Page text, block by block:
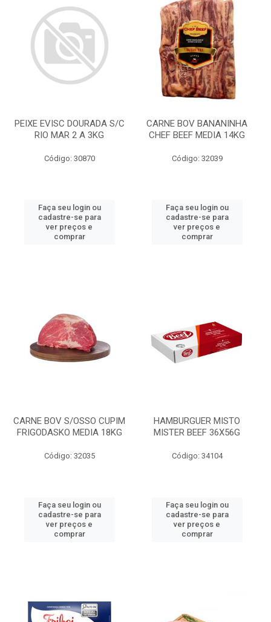
PEIXE EVISC DOURADA S/C
RIO MAR 2 A 3KG
Código: 30870
Faça seu login ou
cadastre-se para
ver preços e
comprar
CARNE BOV BANANINHA
CHEF BEEF MEDIA 14KG
Código: 32039
Faça seu login ou
cadastre-se para
ver preços e
comprar
CARNE BOV S/OSSO CUPIM
FRIGODASKO MEDIA 18KG
Código: 32035
Faça seu login ou
cadastre-se para
ver preços e
comprar
HAMBURGUER MISTO
MISTER BEEF 36X56G
Código: 34104
Faça seu login ou
cadastre-se para
ver preços e
comprar